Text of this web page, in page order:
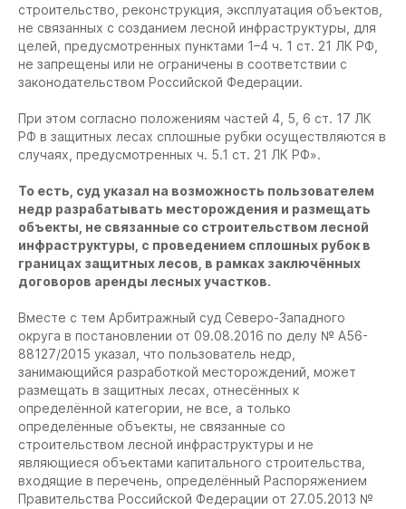
строительство, реконструкция, эксплуатация объектов,
не связанных с созданием лесной инфраструктуры, для
целей, предусмотренных пунктами 1–4 ч. 1 ст. 21 ЛК РФ,
не запрещены или не ограничены в соответствии с
законодательством Российской Федерации.
При этом согласно положениям частей 4, 5, 6 ст. 17 ЛК
РФ в защитных лесах сплошные рубки осуществляются в
случаях, предусмотренных ч. 5.1 ст. 21 ЛК РФ».
То есть, суд указал на возможность пользователем
недр разрабатывать месторождения и размещать
объекты, не связанные со строительством лесной
инфраструктуры, с проведением сплошных рубок в
границах защитных лесов, в рамках заключённых
договоров аренды лесных участков.
Вместе с тем Арбитражный суд Северо-Западного
округа в постановлении от 09.08.2016 по делу № А56-
88127/2015 указал, что пользователь недр,
занимающийся разработкой месторождений, может
размещать в защитных лесах, отнесённых к
определённой категории, не все, а только
определённые объекты, не связанные со
строительством лесной инфраструктуры и не
являющиеся объектами капитального строительства,
входящие в перечень, определённый Распоряжением
Правительства Российской Федерации от 27.05.2013 №